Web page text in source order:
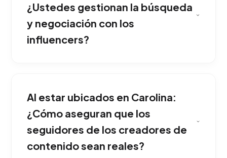
¿Ustedes gestionan la búsqueda
y negociación con los
influencers?
las recomendaciones de figuras a las que
admira; los creadores transfieren la confianza
de su comunidad hacia tu producto
inmediatamente. Ideal para potenciar y
consolidar tu presencia en Carolina.
Al estar ubicados en Carolina:
¿Cómo aseguran que los
seguidores de los creadores de
contenido sean reales?